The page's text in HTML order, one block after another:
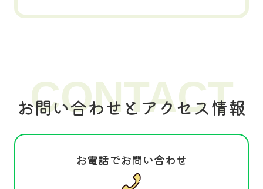
お問い合わせとアクセス情報
CONTACT
お電話でお問い合わせ